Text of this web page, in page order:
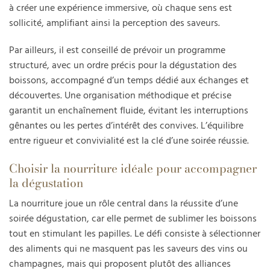
à créer une expérience immersive, où chaque sens est
sollicité, amplifiant ainsi la perception des saveurs.
Par ailleurs, il est conseillé de prévoir un programme
structuré, avec un ordre précis pour la dégustation des
boissons, accompagné d’un temps dédié aux échanges et
découvertes. Une organisation méthodique et précise
garantit un enchaînement fluide, évitant les interruptions
gênantes ou les pertes d’intérêt des convives. L’équilibre
entre rigueur et convivialité est la clé d’une soirée réussie.
Choisir la nourriture idéale pour accompagner
la dégustation
La nourriture joue un rôle central dans la réussite d’une
soirée dégustation, car elle permet de sublimer les boissons
tout en stimulant les papilles. Le défi consiste à sélectionner
des aliments qui ne masquent pas les saveurs des vins ou
champagnes, mais qui proposent plutôt des alliances